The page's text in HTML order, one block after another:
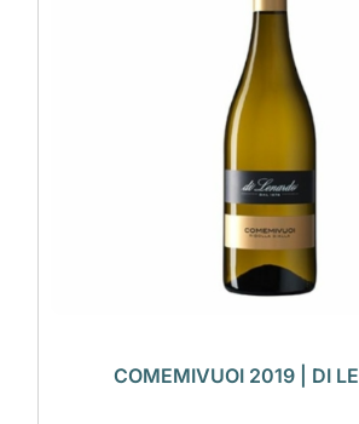
COMEMIVUOI 2019 | DI